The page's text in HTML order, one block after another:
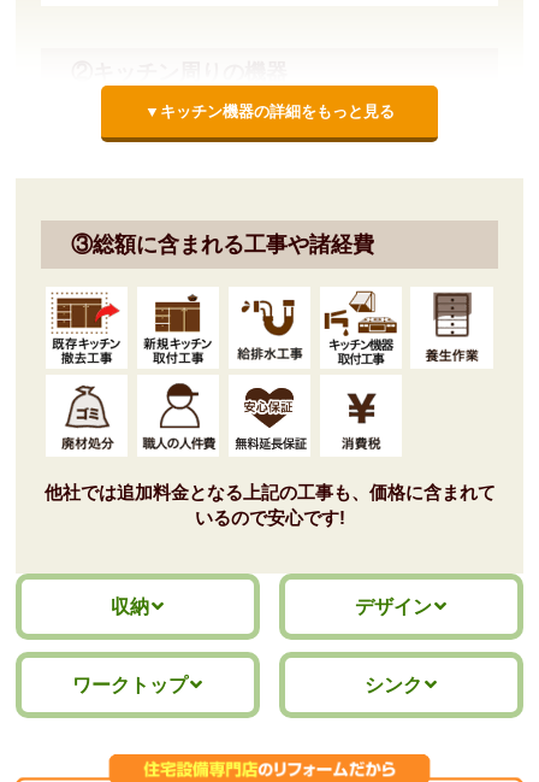
▼キッチン機器の詳細をもっと見る
グループ1(標準仕様)
標準仕様モデル
ラウンド取っ手(KA:シルバ
ー/KE:ブラック)
標準仕様モデル
③総額に含まれる工事や諸経費
他社では追加料金となる上記の工事も、価格に含まれて
いるので安心です!
収納 デザイン
ワークトップ シンク